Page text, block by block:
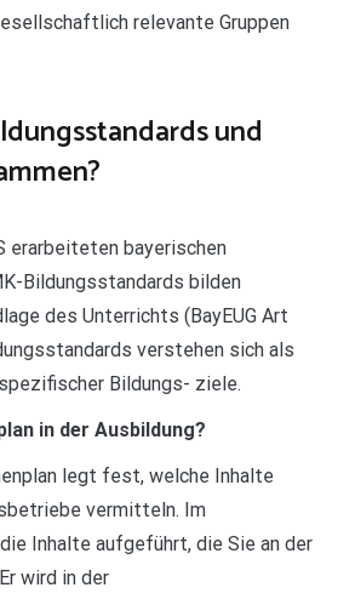
relevante Gruppen
und
erarbeiteten bayerischen
Bildungsstandards bilden
des Unterrichts (BayEUG Art
verstehen sich als
Bildungs- ziele.
in der Ausbildung?
legt fest, welche Inhalte
vermitteln. Im
Inhalte aufgeführt, die Sie an der
wird in der